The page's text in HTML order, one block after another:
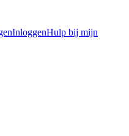
InloggenHulp bij mijn